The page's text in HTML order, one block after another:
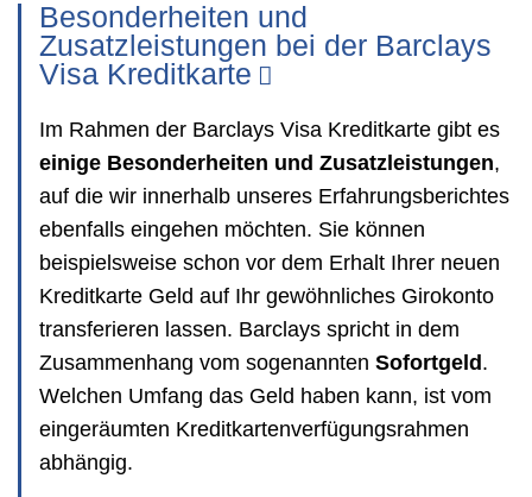
Besonderheiten und
Zusatzleistungen bei der Barclays
Visa Kreditkarte
Im Rahmen der Barclays Visa Kreditkarte gibt es
einige Besonderheiten und Zusatzleistungen,
auf die wir innerhalb unseres Erfahrungsberichtes
ebenfalls eingehen möchten. Sie können
beispielsweise schon vor dem Erhalt Ihrer neuen
Kreditkarte Geld auf Ihr gewöhnliches Girokonto
transferieren lassen. Barclays spricht in dem
Zusammenhang vom sogenannten Sofortgeld.
Welchen Umfang das Geld haben kann, ist vom
eingeräumten Kreditkartenverfügungsrahmen
abhängig.